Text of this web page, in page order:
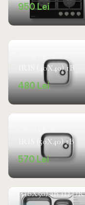
950Lei
IRIS (40X40) 1B
480Lei
IRIS (50X40) 1B
570Lei
(116X50) 2B 1D DR